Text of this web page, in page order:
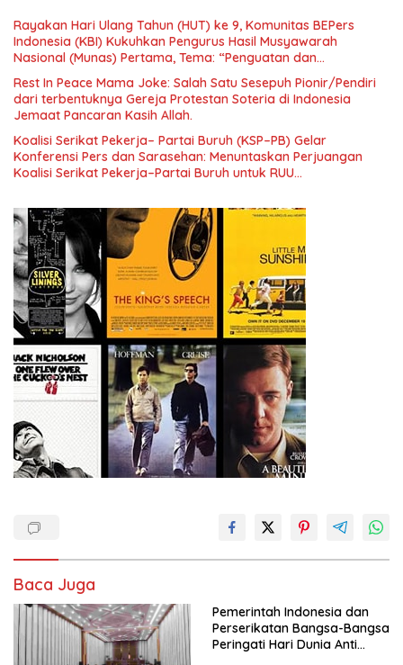
Rayakan Hari Ulang Tahun (HUT) ke 9, Komunitas BEPers
Indonesia (KBI) Kukuhkan Pengurus Hasil Musyawarah
Nasional (Munas) Pertama, Tema: “Penguatan dan
Pengembangan Organisasi KBI yang Berbasis Riset di seluruh
Indonesia dan Mancanegara”.
Rest In Peace Mama Joke: Salah Satu Sesepuh Pionir/Pendiri
dari terbentuknya Gereja Protestan Soteria di Indonesia
Jemaat Pancaran Kasih Allah.
Koalisi Serikat Pekerja– Partai Buruh (KSP–PB) Gelar
Konferensi Pers dan Sarasehan: Menuntaskan Perjuangan
Koalisi Serikat Pekerja–Partai Buruh untuk RUU
Baca Juga
Pemerintah Indonesia dan
Perserikatan Bangsa-Bangsa
Peringati Hari Dunia Anti